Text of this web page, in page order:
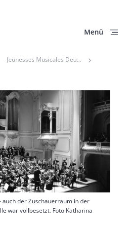
Menü
Jeunesses Musicales Deutschland
auch der Zuschauerraum in der
war vollbesetzt. Foto Katharina